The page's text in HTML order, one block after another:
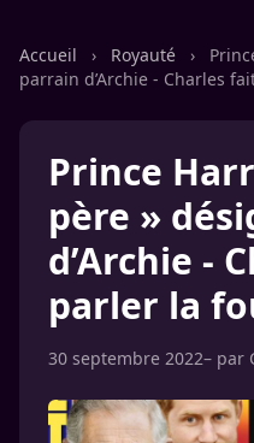
Accueil › Royauté ›
parrain d’Archie - Charles
Prince
père »
d’Archie -
parler la
30 septembre 2022– par